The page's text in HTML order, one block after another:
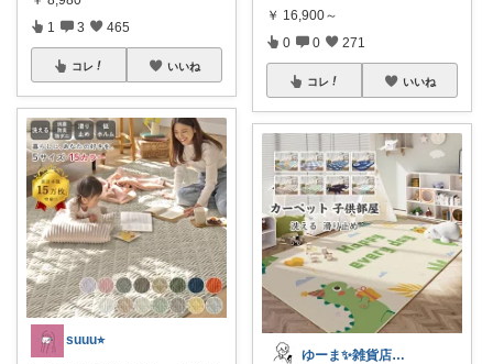
1 3 465
コレ いいね
suuu⭐︎
￥ 16,900～
0 0 271
コレ いいね
ゆーま✨雑貨店🏠よろしくお願いします！